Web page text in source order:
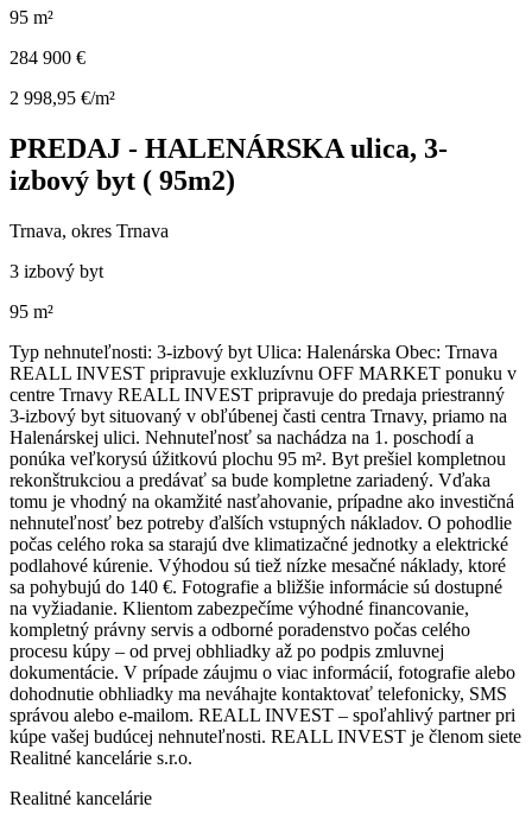
95 m²
284 900 €
2 998,95 €/m²
PREDAJ - HALENÁRSKA ulica, 3-
izbový byt ( 95m2)
Trnava, okres Trnava
3 izbový byt
95 m²
Typ nehnuteľnosti: 3-izbový byt Ulica: Halenárska Obec: Trnava
REALL INVEST pripravuje exkluzívnu OFF MARKET ponuku v
centre Trnavy REALL INVEST pripravuje do predaja priestranný
3-izbový byt situovaný v obľúbenej časti centra Trnavy, priamo na
Halenárskej ulici. Nehnuteľnosť sa nachádza na 1. poschodí a
ponúka veľkorysú úžitkovú plochu 95 m². Byt prešiel kompletnou
rekonštrukciou a predávať sa bude kompletne zariadený. Vďaka
tomu je vhodný na okamžité nasťahovanie, prípadne ako investičná
nehnuteľnosť bez potreby ďalších vstupných nákladov. O pohodlie
počas celého roka sa starajú dve klimatizačné jednotky a elektrické
podlahové kúrenie. Výhodou sú tiež nízke mesačné náklady, ktoré
sa pohybujú do 140 €. Fotografie a bližšie informácie sú dostupné
na vyžiadanie. Klientom zabezpečíme výhodné financovanie,
kompletný právny servis a odborné poradenstvo počas celého
procesu kúpy – od prvej obhliadky až po podpis zmluvnej
dokumentácie. V prípade záujmu o viac informácií, fotografie alebo
dohodnutie obhliadky ma neváhajte kontaktovať telefonicky, SMS
správou alebo e-mailom. REALL INVEST – spoľahlivý partner pri
kúpe vašej budúcej nehnuteľnosti. REALL INVEST je členom siete
Realitné kancelárie s.r.o.
Realitné kancelárie